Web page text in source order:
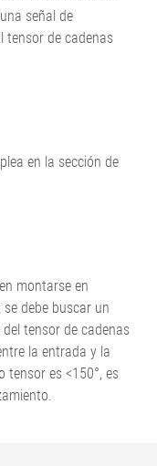
señal de
tensor de cadenas
en la sección de
montarse en
debe buscar un
tensor de cadenas
la entrada y la
tensor es <150°, es